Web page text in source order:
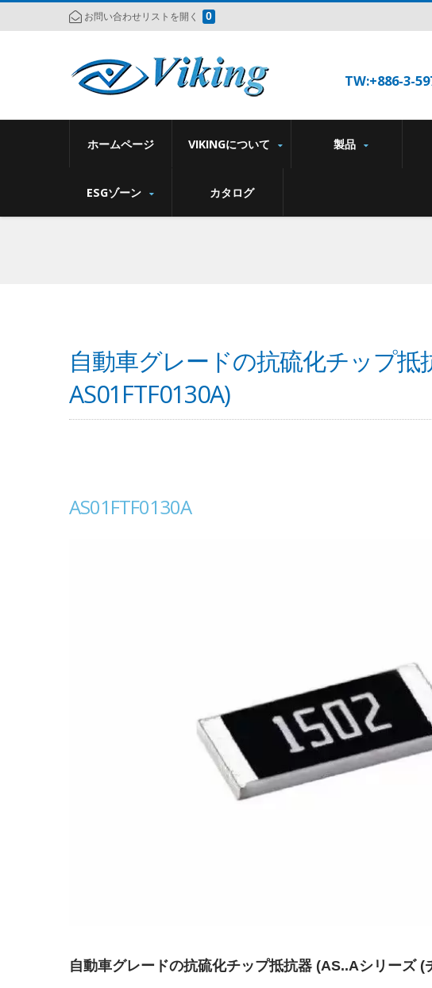
お問い合わせリストを開く 0
TW:+886-3-
ホームページ VIKINGについて 製品
ESGゾーン カタログ
自動車グレードの抗硫化チップ抵
AS01FTF0130A)
AS01FTF0130A
自動車グレードの抗硫化チップ抵抗器 (AS..Aシリーズ (